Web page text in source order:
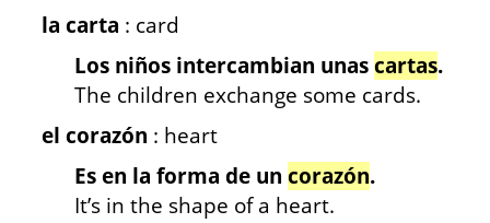
la carta : card
Los niños intercambian unascartas.
The children exchange some cards.
el corazón : heart
Es en la forma de un corazón.
It’s in the shape of a heart.